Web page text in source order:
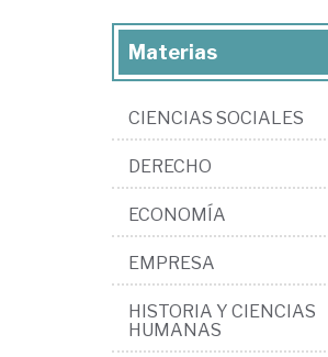
Materias
CIENCIAS SOCIALES
DERECHO
ECONOMÍA
EMPRESA
HISTORIA Y CIENCIAS
HUMANAS